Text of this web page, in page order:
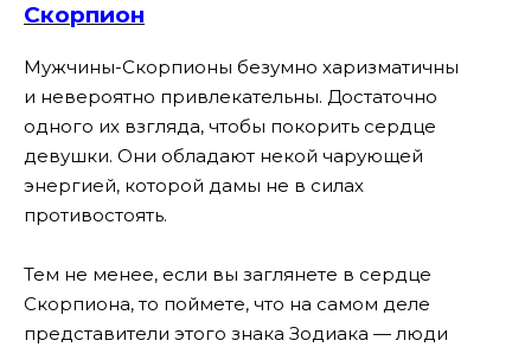
Скорпион
Мужчины-Скорпионы безумно харизматичны
и невероятно привлекательны. Достаточно
одного их взгляда, чтобы покорить сердце
девушки. Они обладают некой чарующей
энергией, которой дамы не в силах
противостоять.
Тем не менее, если вы заглянете в сердце
Скорпиона, то поймете, что на самом деле
представители этого знака Зодиака — люди